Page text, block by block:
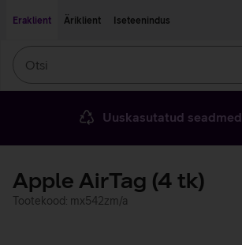
Eraklient
Äriklient Iseteenindus
Uuskasutatud seadmed
Apple AirTag (4 tk)
Tootekood: mx542zm/a